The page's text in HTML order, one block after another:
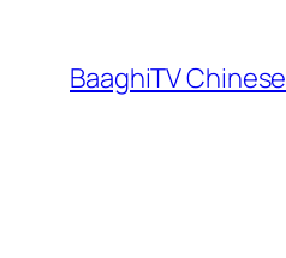
content
BaaghiTV Chinese